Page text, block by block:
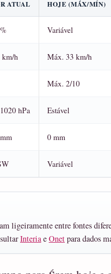
ATUAL HOJE (MÁX/MÍN)
Variável
km/h Máx. 33 km/h
Máx. 2/10
hPa Estável
0 mm
Variável
ligeiramente entre fontes
InteriaeOnetpara dados